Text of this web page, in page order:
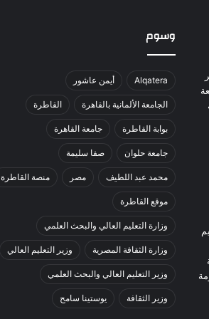
وسوم
Alqatera أيمن عاشور
الجامعة الألمانية بالقاهرة القاطرة
بوابة القاطرة جامعة القاهرة
جامعة حلوان صفا سليمة
محمد عبد اللطيف مصر منصة القاطرة
موقع القاطرة
وزارة التعليم العالي والبحث العلمي
وزارة الثقافة المصرية وزير التعليم العالي
وزير التعليم العالي والبحث العلمي
وزير الثقافة يوستينا سامح